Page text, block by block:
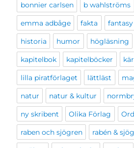
bonnier carlsen b wahlströms
emma adbåge fakta fantasy
historia humor högläsning
kapitelbok kapitelböcker
lilla piratförlaget lättläst
natur natur & kultur
ny skribent Olika Förlag
raben och sjögren rabén &